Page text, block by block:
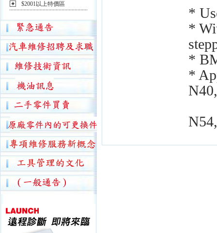
$2001以上特價區
*
*
*
*